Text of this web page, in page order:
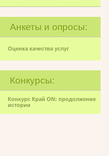
Анкеты и опросы:
Оценка качества услуг
Конкурсы:
Конкурс Край ON: продолжение
истории